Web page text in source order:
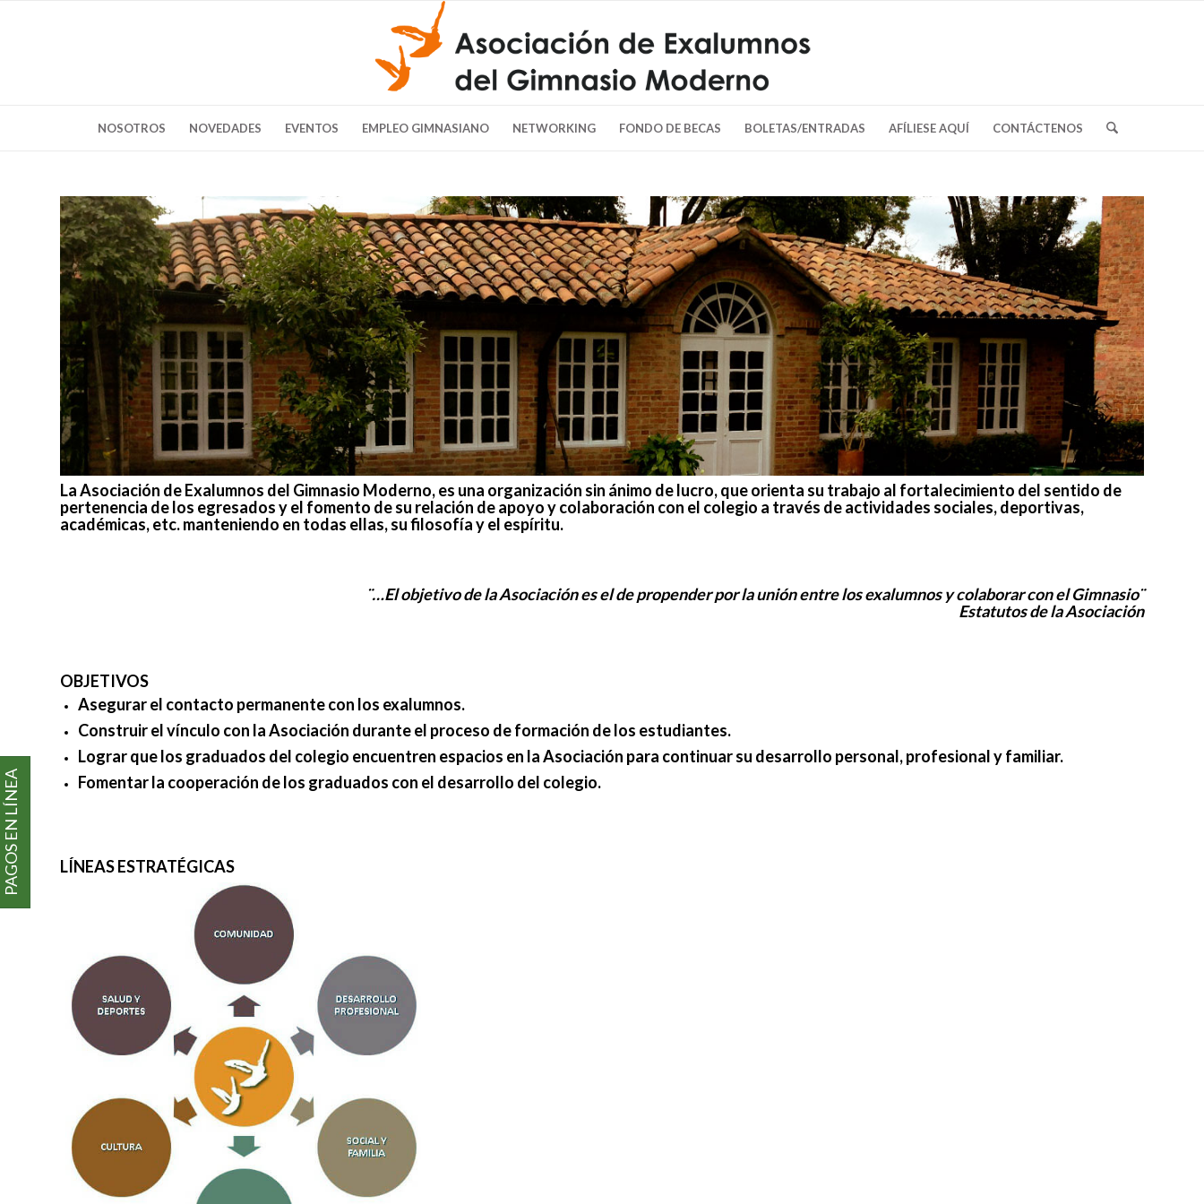
NOSOTROS NOVEDADES EVENTOS EMPLEO GIMNASIANO NETWORKING FONDO DE BECAS BOLETAS/ENTRADAS AFÍLIESE AQUÍ CONTÁCTENOS
La Asociación de Exalumnos del Gimnasio Moderno, es una organización sin ánimo de lucro, que orienta su trabajo al fortalecimiento del sentido de
pertenencia de los egresados y el fomento de su relación de apoyo y colaboración con el colegio a través de actividades sociales, deportivas,
académicas, etc. manteniendo en todas ellas, su filosofía y el espíritu.
¨…El objetivo de la Asociación es el de propender por la unión entre los exalumnos y colaborar con el Gimnasio¨
Estatutos de la Asociación
OBJETIVOS
Asegurar el contacto permanente con los exalumnos.
Construir el vínculo con la Asociación durante el proceso de formación de los estudiantes.
Lograr que los graduados del colegio encuentren espacios en la Asociación para continuar su desarrollo personal, profesional y familiar.
Fomentar la cooperación de los graduados con el desarrollo del colegio.
LÍNEAS ESTRATÉGICAS
PAGOS EN LÍNEA